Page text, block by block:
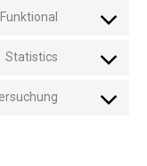
Funktional
Statistics